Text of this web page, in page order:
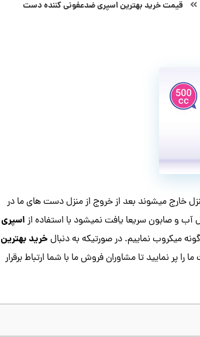
قیمت خرید بهترین اسپری ضدعفونی کننده دست
خارج میشوند بعد از خروج از منزل دست های ما در
آب و صابون سریعا یافت نمیشود با استفاده ازاسپری
میکروب نماییم. در صورتیکه به دنبال خرید بهترین
پر نمایید تا مشاوران فروش ما با شما ارتباط برقرار